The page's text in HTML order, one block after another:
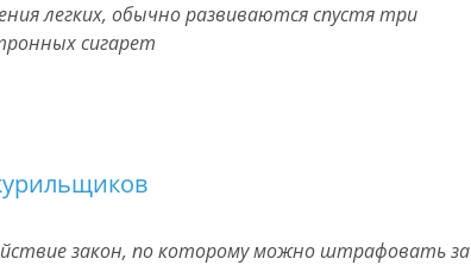
легких, обычно развиваются спустя три
сигарет
закон, по которому можно штрафовать за